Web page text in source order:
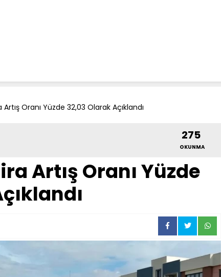
Oranı Yüzde 32,03 Olarak Açıklandı
275
OKUNMA
Artış Oranı Yüzde